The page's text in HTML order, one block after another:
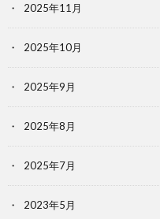
2025年11月
2025年10月
2025年9月
2025年8月
2025年7月
2023年5月